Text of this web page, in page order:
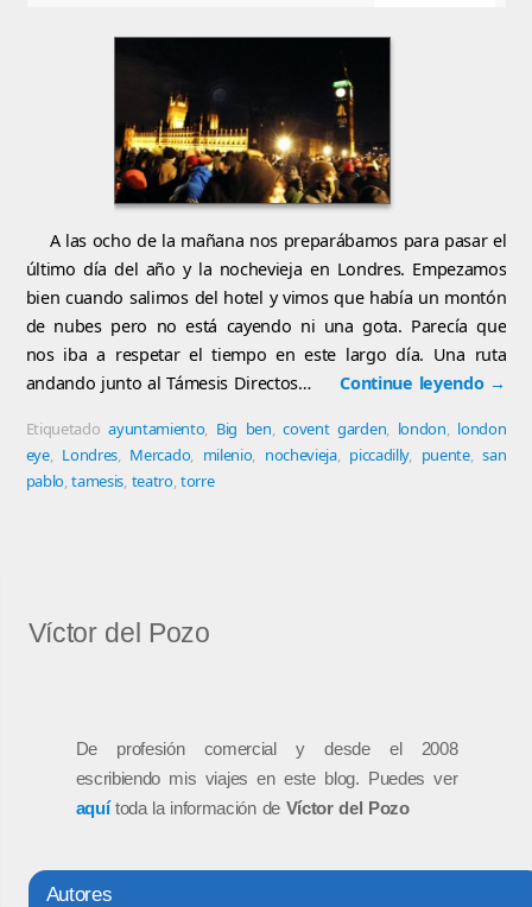
A las ocho de la mañana nos preparábamos para pasar el
último día del año y la nochevieja en Londres. Empezamos
bien cuando salimos del hotel y vimos que había un montón
de nubes pero no está cayendo ni una gota. Parecía que
nos iba a respetar el tiempo en este largo día. Una ruta
andando junto al Támesis Directos…
Continue leyendo →
Etiquetadoayuntamiento, Big ben,covent garden, london, london
eye, Londres, Mercado, milenio, nochevieja, piccadilly, puente,san
pablo,tamesis, teatro,torre
Víctor del Pozo
De profesión comercial y desde el 2008
escribiendo mis viajes en este blog. Puedes ver
aquítoda la información de Víctor del Pozo
Autores